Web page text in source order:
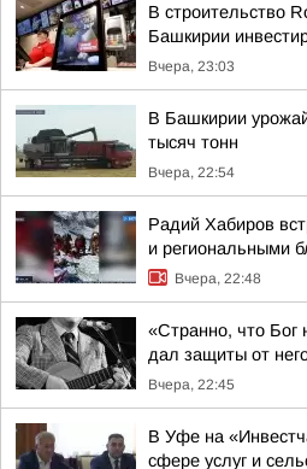
В строительство
Башкирии
Вчера, 23:03
В Башкирии
тысяч тонн
Вчера, 22:54
Радий Хабиров
и региональными
Вчера, 22:48
«Странно, что Бог
дал защиты от
Вчера, 22:45
В Уфе на
сфере услуг и